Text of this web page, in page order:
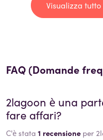
Visualizza
FAQ (Domande
2lagoon è una
fare affari?
C'è stata 1 recensione per